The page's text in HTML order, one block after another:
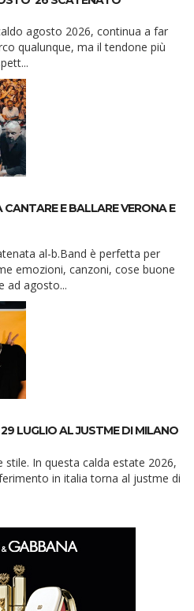
qualunque, ma il tendone più
E BALLARE VERONA E
emozioni, canzoni, cose buone
ad agosto...
LUGLIO AL JUSTME DI MILANO
in italia torna al justme di